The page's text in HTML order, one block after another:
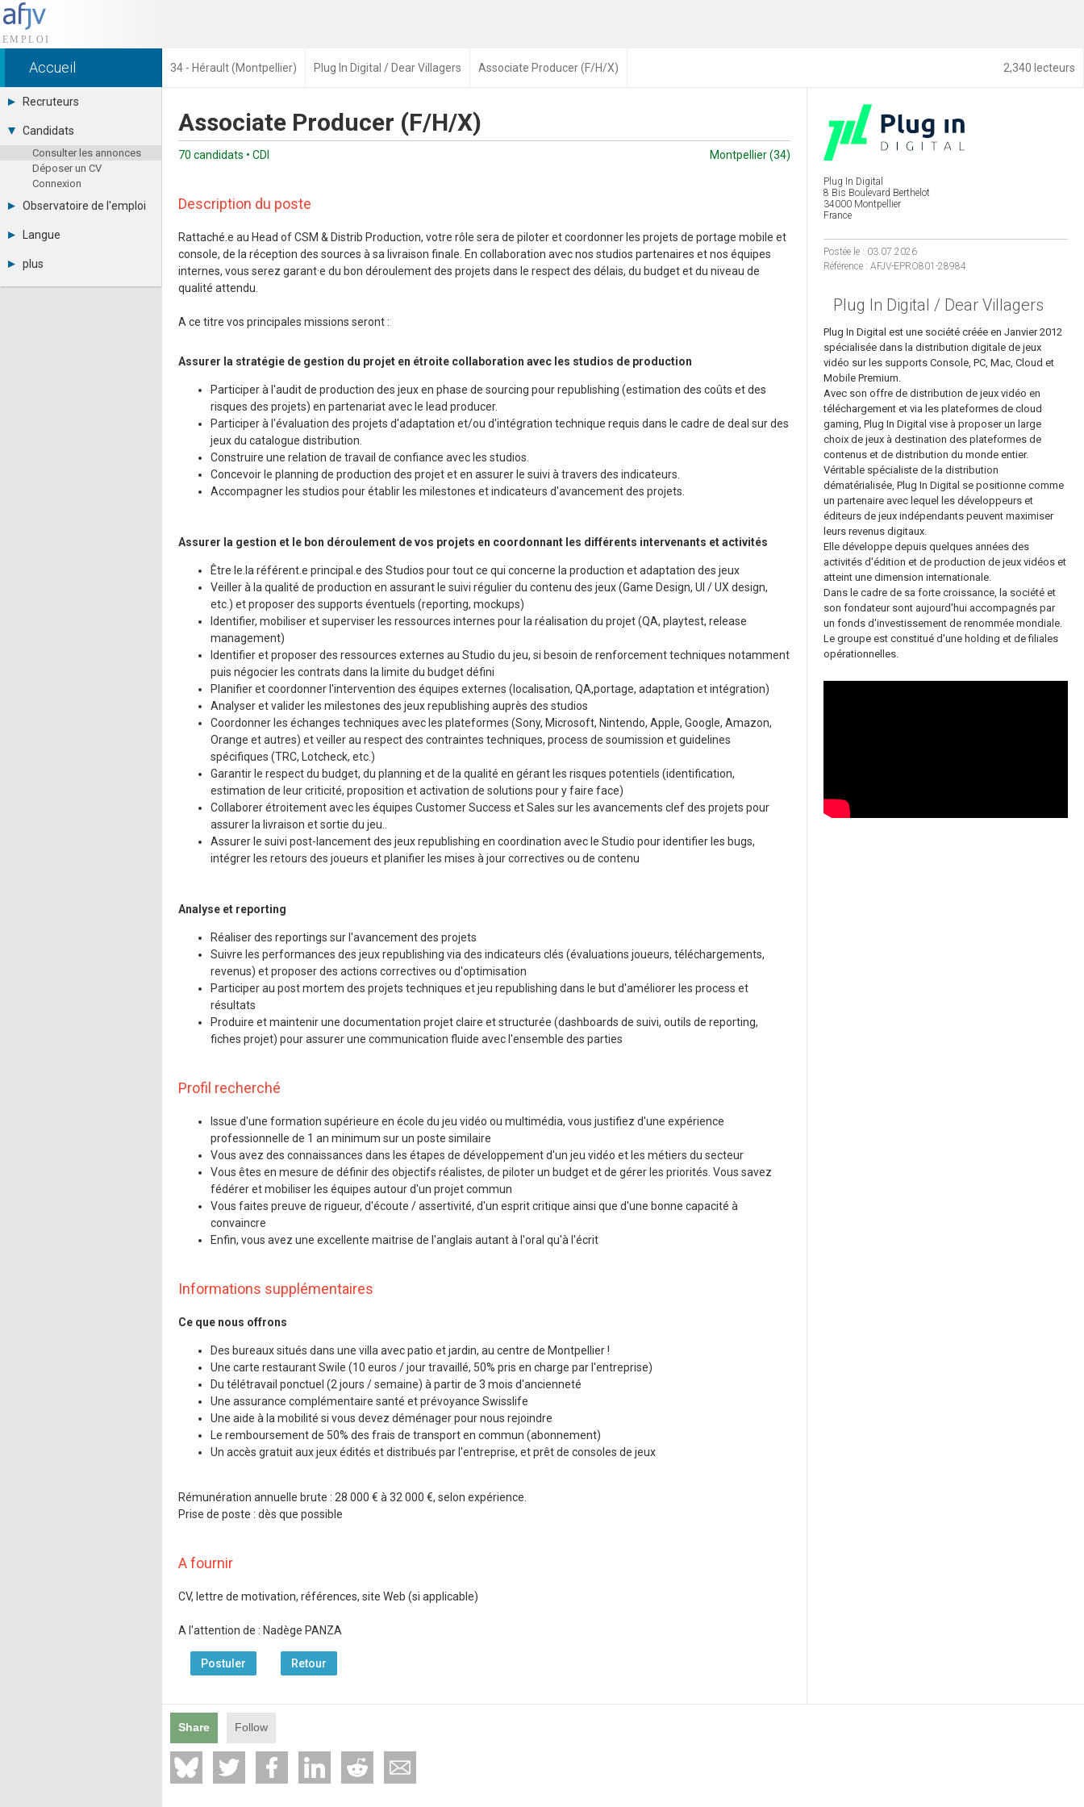
2,340 lecteurs
Accueil 34 - Hérault (Montpellier) Plug In Digital / Dear Villagers Associate Producer (F/H/X)
Recruteurs
Déposer une annonce
Tarifs
Interface recruteur
Candidats
Consulter les annonces
Déposer un CV
Connexion
Observatoire de l'emploi
Par métier
Par contrat
Langue
Español
plus
Actualités
Plug In Digital
8 Bis Boulevard Berthelot
34000 Montpellier
France
Postée le : 03.07.2026
Référence : AFJV-EPRO801-28984
Plug In Digital / Dear Villagers
Plug In Digital est une société créée en Janvier 2012
spécialisée dans la distribution digitale de jeux
vidéo sur les supports Console, PC, Mac, Cloud et
Mobile Premium.
Avec son offre de distribution de jeux vidéo en
téléchargement et via les plateformes de cloud
gaming, Plug In Digital vise à proposer un large
choix de jeux à destination des plateformes de
contenus et de distribution du monde entier.
Véritable spécialiste de la distribution
dématérialisée, Plug In Digital se positionne comme
un partenaire avec lequel les développeurs et
éditeurs de jeux indépendants peuvent maximiser
leurs revenus digitaux.
Elle développe depuis quelques années des
activités d'édition et de production de jeux vidéos et
atteint une dimension internationale.
Dans le cadre de sa forte croissance, la société et
son fondateur sont aujourd'hui accompagnés par
un fonds d'investissement de renommée mondiale.
Le groupe est constitué d'une holding et de filiales
opérationnelles.
Associate Producer (F/H/X)
70 candidats • CDI Montpellier (34)
Description du poste
Rattaché.e au Head of CSM & Distrib Production, votre rôle sera de piloter et coordonner les projets de portage mobile et
console, de la réception des sources à sa livraison finale. En collaboration avec nos studios partenaires et nos équipes
internes, vous serez garant·e du bon déroulement des projets dans le respect des délais, du budget et du niveau de
qualité attendu.
A ce titre vos principales missions seront :
Assurer la stratégie de gestion du projet en étroite collaboration avec les studios de production
Participer à l'audit de production des jeux en phase de sourcing pour republishing (estimation des coûts et des
risques des projets) en partenariat avec le lead producer.
Participer à l'évaluation des projets d'adaptation et/ou d'intégration technique requis dans le cadre de deal sur des
jeux du catalogue distribution.
Construire une relation de travail de confiance avec les studios.
Concevoir le planning de production des projet et en assurer le suivi à travers des indicateurs.
Accompagner les studios pour établir les milestones et indicateurs d'avancement des projets.
Assurer la gestion et le bon déroulement de vos projets en coordonnant les différents intervenants et activités
Être le.la référent.e principal.e des Studios pour tout ce qui concerne la production et adaptation des jeux
Veiller à la qualité de production en assurant le suivi régulier du contenu des jeux (Game Design, UI / UX design,
etc.) et proposer des supports éventuels (reporting, mockups)
Identifier, mobiliser et superviser les ressources internes pour la réalisation du projet (QA, playtest, release
management)
Identifier et proposer des ressources externes au Studio du jeu, si besoin de renforcement techniques notamment
puis négocier les contrats dans la limite du budget défini
Planifier et coordonner l'intervention des équipes externes (localisation, QA,portage, adaptation et intégration)
Analyser et valider les milestones des jeux republishing auprès des studios
Coordonner les échanges techniques avec les plateformes (Sony, Microsoft, Nintendo, Apple, Google, Amazon,
Orange et autres) et veiller au respect des contraintes techniques, process de soumission et guidelines
spécifiques (TRC, Lotcheck, etc.)
Garantir le respect du budget, du planning et de la qualité en gérant les risques potentiels (identification,
estimation de leur criticité, proposition et activation de solutions pour y faire face)
Collaborer étroitement avec les équipes Customer Success et Sales sur les avancements clef des projets pour
assurer la livraison et sortie du jeu..
Assurer le suivi post-lancement des jeux republishing en coordination avec le Studio pour identifier les bugs,
intégrer les retours des joueurs et planifier les mises à jour correctives ou de contenu
Analyse et reporting
Réaliser des reportings sur l'avancement des projets
Suivre les performances des jeux republishing via des indicateurs clés (évaluations joueurs, téléchargements,
revenus) et proposer des actions correctives ou d'optimisation
Participer au post mortem des projets techniques et jeu republishing dans le but d'améliorer les process et
résultats
Produire et maintenir une documentation projet claire et structurée (dashboards de suivi, outils de reporting,
fiches projet) pour assurer une communication fluide avec l'ensemble des parties
Profil recherché
Issue d'une formation supérieure en école du jeu vidéo ou multimédia, vous justifiez d'une expérience
professionnelle de 1 an minimum sur un poste similaire
Vous avez des connaissances dans les étapes de développement d'un jeu vidéo et les métiers du secteur
Vous êtes en mesure de définir des objectifs réalistes, de piloter un budget et de gérer les priorités. Vous savez
fédérer et mobiliser les équipes autour d'un projet commun
Vous faites preuve de rigueur, d'écoute / assertivité, d'un esprit critique ainsi que d'une bonne capacité à
convaincre
Enfin, vous avez une excellente maitrise de l'anglais autant à l'oral qu'à l'écrit
Informations supplémentaires
Ce que nous offrons
Des bureaux situés dans une villa avec patio et jardin, au centre de Montpellier !
Une carte restaurant Swile (10 euros / jour travaillé, 50% pris en charge par l'entreprise)
Du télétravail ponctuel (2 jours / semaine) à partir de 3 mois d'ancienneté
Une assurance complémentaire santé et prévoyance Swisslife
Une aide à la mobilité si vous devez déménager pour nous rejoindre
Le remboursement de 50% des frais de transport en commun (abonnement)
Un accès gratuit aux jeux édités et distribués par l'entreprise, et prêt de consoles de jeux
Rémunération annuelle brute : 28 000 € à 32 000 €, selon expérience.
Prise de poste : dès que possible
A fournir
CV, lettre de motivation, références, site Web (si applicable)
A l'attention de : Nadège PANZA
Postuler Retour
Share Follow